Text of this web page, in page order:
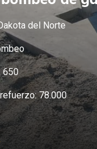
del Norte
650
78.000